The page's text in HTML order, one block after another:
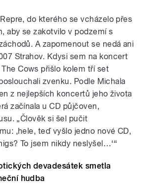
do kterého se vcházelo přes
aby se zakotvilo v podzemí s
A zapomenout se nedá ani
Strahov. Kdysi sem na koncert
Cows přišlo kolem tří set
zvenku. Podle Michala
z nejlepších koncertů jeho života
začínala u CD půjčoven,
„Člověk si šel pučit
‚hele, teď vyšlo jedno nové CD,
To jsem nikdy neslyšel…‘“
devadesátek smetla
hudba